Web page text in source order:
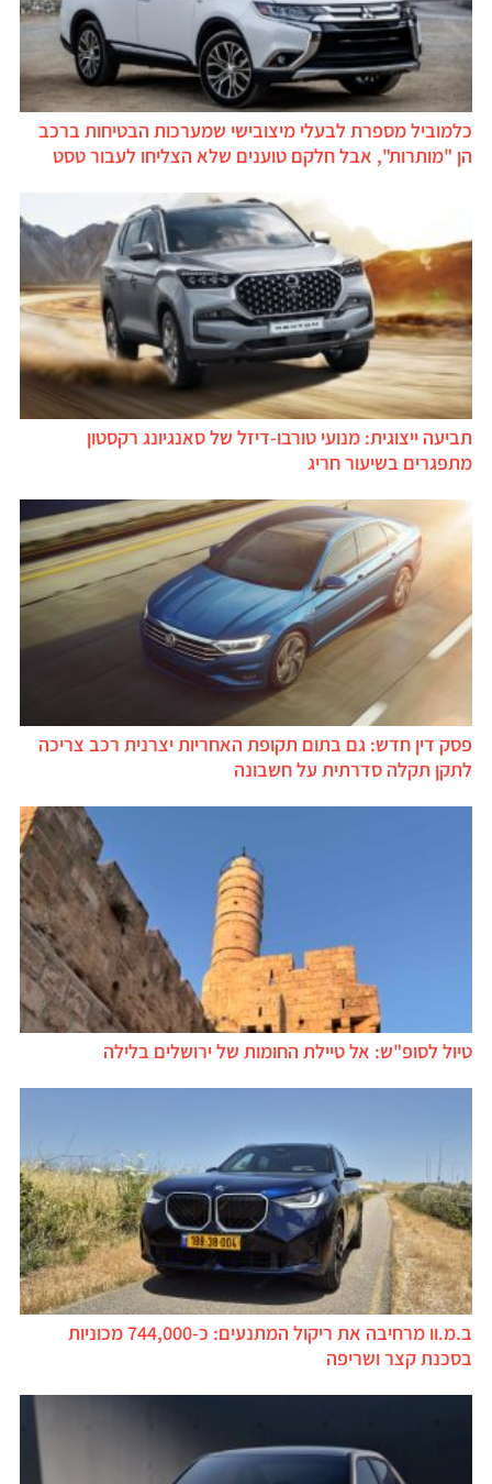
כלמוביל מספרת לבעלי מיצובישי שמערכות הבטיחות ברכב
הן "מותרות", אבל חלקם טוענים שלא הצליחו לעבור טסט
תביעה ייצוגית: מנועי טורבו-דיזל של סאנגיונג רקסטון
מתפגרים בשיעור חריג
פסק דין חדש: גם בתום תקופת האחריות יצרנית רכב צריכה
לתקן תקלה סדרתית על חשבונה
טיול לסופ"ש: אל טיילת החומות של ירושלים בלילה
ב.מ.וו מרחיבה את ריקול המתנעים: כ-744,000 מכוניות
בסכנת קצר ושריפה